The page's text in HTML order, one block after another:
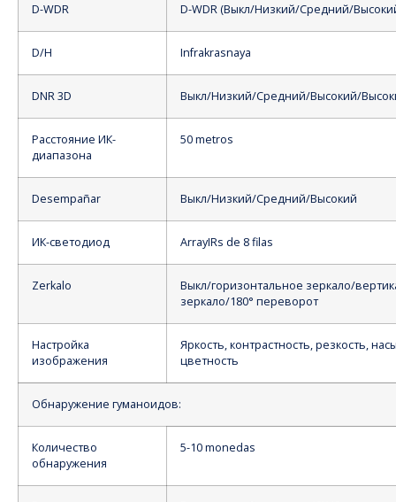
D-WDR D-WDR (Выкл/Низкий/Средний/
D/H Infrakrasnaya
DNR 3D Выкл/Низкий/Средний/Высокий/
Расстояние ИК-
диапазона
50 metros
Desempañar Выкл/Низкий/Средний/Высокий
ИК-светодиод ArrayIRs de 8 filas
Zerkalo
Выкл/горизонтальное зеркало/
зеркало/180° переворот
Настройка
изображения
Яркость, контрастность, резкость,
цветность
Обнаружение гуманоидов:
Количество
обнаружения
5-10 monedas